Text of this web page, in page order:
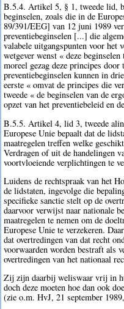
B.5.4. Artikel 5, § 1, tweede lid,
beginselen, zoals die in de
89/391/EEG] van 12 juni 1989
preventiebeginselen [...] die
valabele uitgangspunten voor het
wetgever wenst « deze
moreel gezag deze principes
preventiebeginselen kunnen in
eerste « omvat de principes die
tweede « de beginselen van de
opzet van het preventiebeleid en
B.5.5. Artikel 4, lid 3, tweede
Europese Unie bepaalt dat de
maatregelen treffen welke
Verdragen of uit de handelingen
voortvloeiende verplichtingen te
Luidens de rechtspraak van het
de lidstaten, ingevolge die
specifieke sanctie stelt op de
daarvoor verwijst naar nationale
maatregelen te nemen om de
Europese Unie te verzekeren.
dat overtredingen van dat recht
voorwaarden worden bestraft als
overtredingen van het nationaal
Zij zijn daarbij weliswaar vrij in
doch deze moeten hoe dan ook
(zie o.m. HvJ, 21 september